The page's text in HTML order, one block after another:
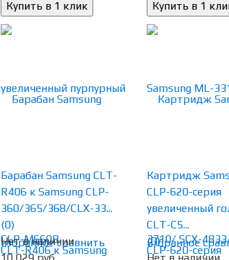
избранное сравнить
Барабан Samsung CLT-
R406 к Samsung CLP-
360/365/368/CLX-33...
(0)
Нет в наличии
избранное
Картридж
CLP-620-серия
увеличенный
CLT-C5...
(0)